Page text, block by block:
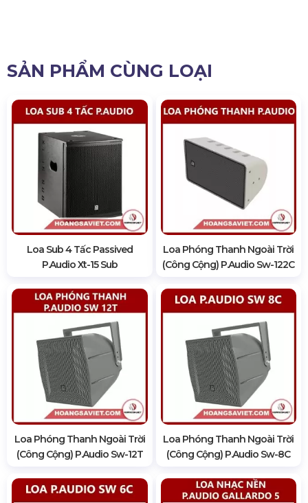
SẢN PHẨM CÙNG LOẠI
Loa Sub 4 Tấc Passived
P.audio Xt-15 Sub
Loa Phóng Thanh Ngoài Trời
(Công Cộng) P.audio Sw-122C
Loa Phóng Thanh Ngoài Trời
(Công Cộng) P.audio Sw-12T
Loa Phóng Thanh Ngoài Trời
(Công Cộng) P.audio Sw-8C